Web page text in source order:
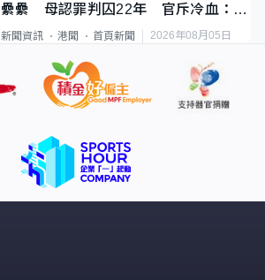
纍纍 母認罪判囚22年 官斥冷血：同
類案最惡劣
新聞資訊 港聞 首頁新聞 2026年08月05日